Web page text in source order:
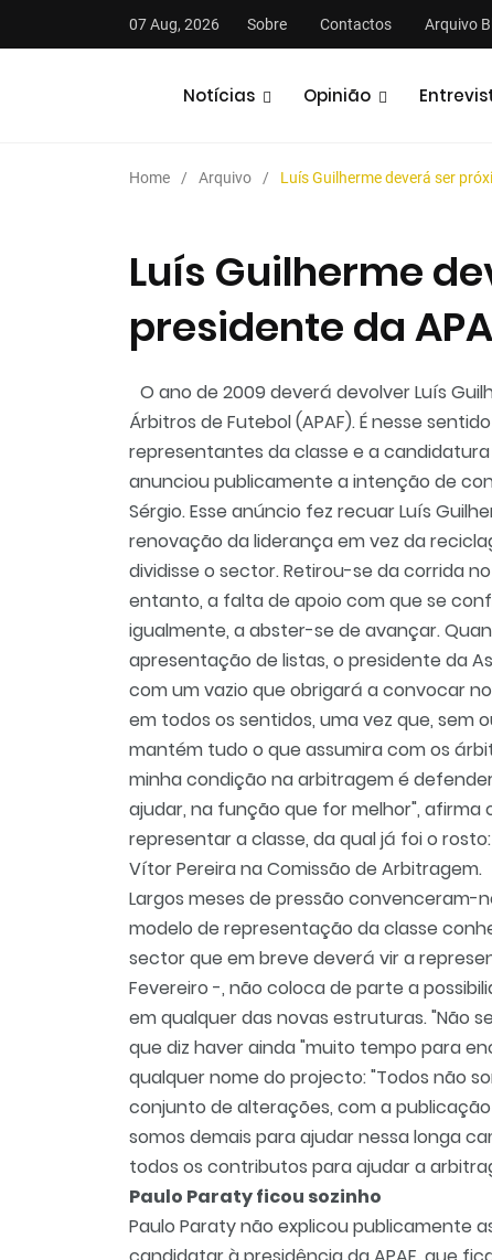
07 Aug, 2026 Sobre Contactos Arquivo
Notícias Opinião
Home Arquivo Luís Guilherme deverá ser
Luís Guilherme
presidente da
O ano de 2009 deverá devolver Luís
Árbitros de Futebol (APAF). É nesse
representantes da classe e a
anunciou publicamente a intenção de
Sérgio. Esse anúncio fez recuar Luís
renovação da liderança em vez da
dividisse o sector. Retirou-se da corrida
entanto, a falta de apoio com que se
igualmente, a abster-se de avançar.
apresentação de listas, o presidente da
com um vazio que obrigará a convocar
em todos os sentidos, uma vez que, sem
mantém tudo o que assumira com os
minha condição na arbitragem é
ajudar, na função que for melhor", afirma
representar a classe, da qual já foi o
Vítor Pereira na Comissão de Arbitragem.
Largos meses de pressão convenceram-
modelo de representação da classe
sector que em breve deverá vir a
Fevereiro -, não coloca de parte a
em qualquer das novas estruturas. "Não
que diz haver ainda "muito tempo para
qualquer nome do projecto: "Todos não
conjunto de alterações, com a
somos demais para ajudar nessa longa
todos os contributos para ajudar a
Paulo Paraty ficou sozinho
Paulo Paraty não explicou publicamente
Podcasts